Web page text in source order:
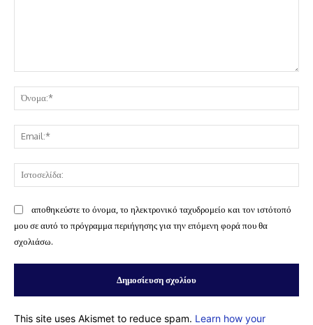
αποθηκεύστε το όνομα, το ηλεκτρονικό ταχυδρομείο και τον ιστότοπό
μου σε αυτό το πρόγραμμα περιήγησης για την επόμενη φορά που θα
σχολιάσω.
This site uses Akismet to reduce spam. Learn how your